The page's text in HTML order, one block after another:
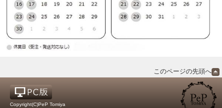
このページの先頭へ
Copyright(C)PeP Tomiya